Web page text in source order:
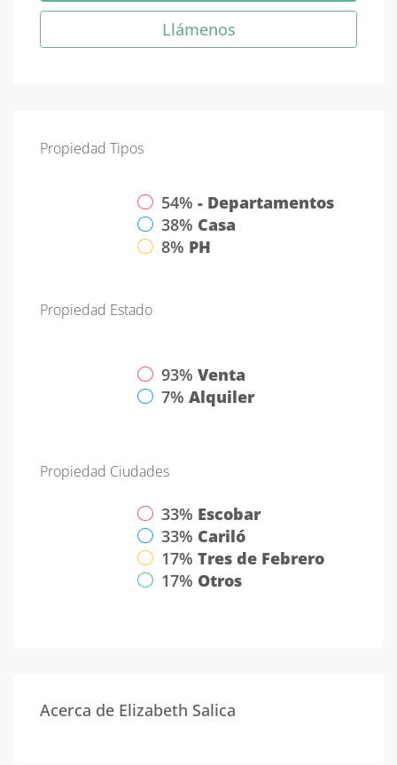
Llámenos
Propiedad Tipos
54% - Departamentos
38% Casa
8% PH
Propiedad Estado
93% Venta
7% Alquiler
Propiedad Ciudades
33% Escobar
33% Cariló
17% Tres de Febrero
17% Otros
Acerca de Elizabeth Salica